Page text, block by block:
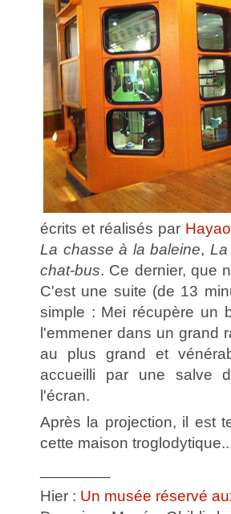
écrits et réalisés par
La chasse à la baleine,
chat-bus. Ce dernier, que
C'est une suite (de 13
simple : Mei récupère un
l'emmener dans un grand
au plus grand et
accueilli par une salve
l'écran.
Après la projection, il est
cette maison
Hier : Un musée réservé